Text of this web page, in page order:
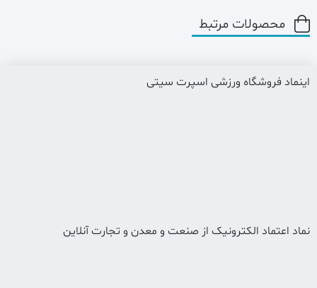
محصولات مرتبط
اینماد فروشگاه ورزشی اسپرت سیتی
نماد اعتماد الکترونیک از صنعت و معدن و تجارت آنلاین